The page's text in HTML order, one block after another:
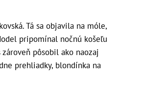
Tá sa objavila na móle,
pripomínal nočnú košeľu
pôsobil ako naozaj
prehliadky, blondínka na